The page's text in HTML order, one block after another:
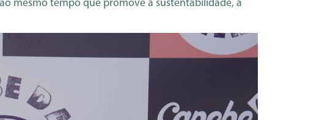
mesmo tempo que promove a sustentabilidade, a